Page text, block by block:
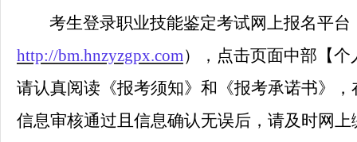
考生登录职业技能鉴定考试网上报名平台
http://bm.hnzyzgpx.com），点击页面中部【
请认真阅读《报考须知》和《报考承诺书》
信息审核通过且信息确认无误后，请及时网